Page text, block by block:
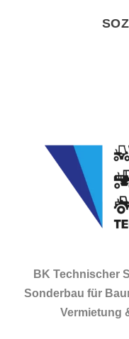
BK Technischer
Sonderbau für
Vermietung